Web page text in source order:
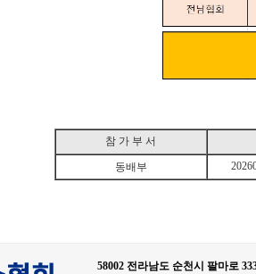
참 가 부 서
동배부
58002 전라남도 순천시 팔마로